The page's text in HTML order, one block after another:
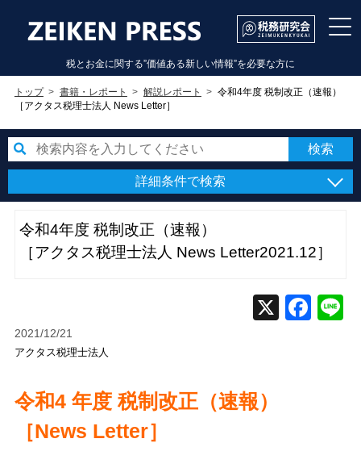
税とお金に関する”価値ある新しい情報”を必要な方に
トップ 書籍・レポート 解説レポート
令和4年度 税制改正（速報）
［アクタス税理士法人 News Letter］
詳細条件で検索
令和4年度 税制改正（速報）
［アクタス税理士法人 News Letter2021.12］
2021/12/21
アクタス税理士法人
令和4 年度 税制改正（速報）
［News Letter］